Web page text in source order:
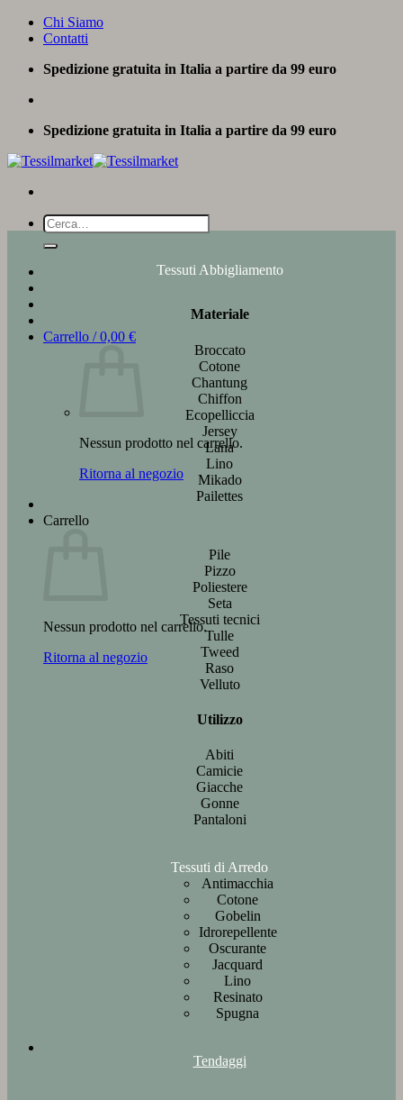
Salta
Chi Siamo
Contatti
Spedizione gratuita in Italia a partire da 99 euro
Spedizione gratuita in Italia a partire da 99 euro
Cerca:
Carrello /0,00 €
Nessun prodotto nel carrello.
Ritorna al negozio
Carrello
Nessun prodotto nel carrello.
Ritorna al negozio
Tessuti Abbigliamento
Materiale
Broccato
Cotone
Chantung
Chiffon
Ecopelliccia
Jersey
Lana
Lino
Mikado
Pailettes
Pile
Pizzo
Poliestere
Seta
Tessuti tecnici
Tulle
Tweed
Raso
Velluto
Utilizzo
Abiti
Camicie
Giacche
Gonne
Pantaloni
Tessuti di Arredo
Antimacchia
Cotone
Gobelin
Idrorepellente
Oscurante
Jacquard
Lino
Resinato
Spugna
Tendaggi